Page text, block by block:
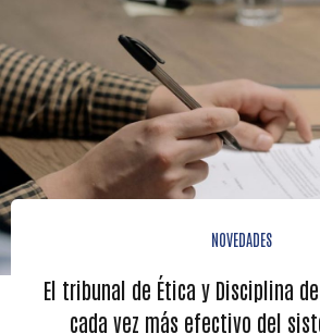
NOVEDADES
El tribunal de Ética y Disciplina
cada vez más efectivo del